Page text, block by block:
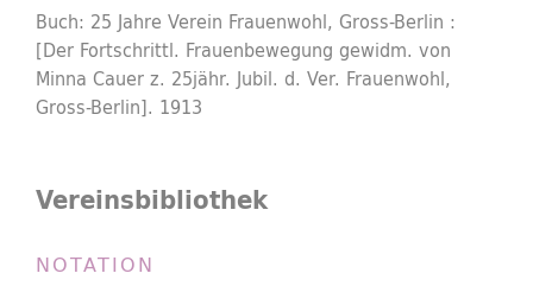
Buch: 25 Jahre Verein Frauenwohl, Gross-Berlin :
[Der Fortschrittl. Frauenbewegung gewidm. von
Minna Cauer z. 25jähr. Jubil. d. Ver. Frauenwohl,
Gross-Berlin]. 1913
Vereinsbibliothek
NOTATION